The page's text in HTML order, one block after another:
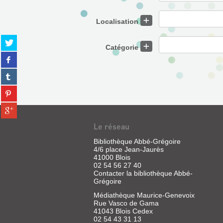
Partager
sur
twitter
(Nouvelle
fenêtre)
Partager
sur
facebook
(Nouvelle
fenêtre)
Partager
sur
tumblr
(Nouvelle
fenêtre)
Partager
sur
pinterest
(Nouvelle
Partager
sur
Localisation
Catégorie
Le réseau
Bibliothèque Abbé-Grégoire
4/6 place Jean-Jaurès
41000 Blois
02 54 56 27 40
Contacter la bibliothèque Abbé-
Grégoire
Médiathèque Maurice-Genevoix
Rue Vasco de Gama
41043 Blois Cedex
02 54 43 31 13